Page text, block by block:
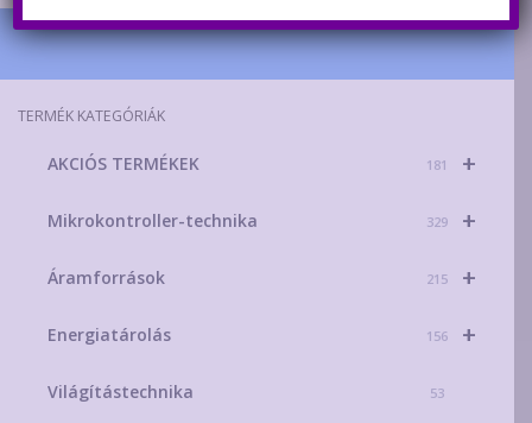
TERMÉK KATEGÓRIÁK
+
AKCIÓS TERMÉKEK 181
+
Mikrokontroller-technika 329
+
Áramforrások 215
+
Energiatárolás 156
Világítástechnika 53